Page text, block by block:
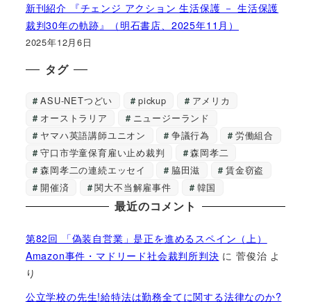
新刊紹介 『チェンジ アクション 生活保護 － 生活保護
裁判30年の軌跡』（明石書店、2025年11月）
2025年12月6日
タグ
ASU-NETつどい pickup
アメリカ
オーストラリア
ニュージーランド
ヤマハ英語講師ユニオン
争議行為
労働組合
守口市学童保育雇い止め裁判
森岡孝二
森岡孝二の連続エッセイ
脇田滋
賃金窃盗
開催済
関大不当解雇事件 韓国
最近のコメント
第82回 「偽装自営業」是正を進めるスペイン（上）
Amazon事件・マドリード社会裁判所判決 に菅俊治 よ
り
公立学校の先生!給特法は勤務全てに関する法律なのか?